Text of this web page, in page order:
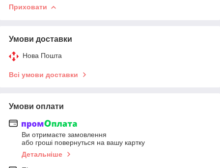
Приховати
Умови доставки
Нова Пошта
Всі умови доставки
Умови оплати
Ви отримаєте замовлення
або гроші повернуться на вашу картку
Детальніше